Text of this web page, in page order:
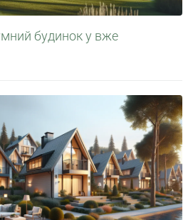
будинок у вже